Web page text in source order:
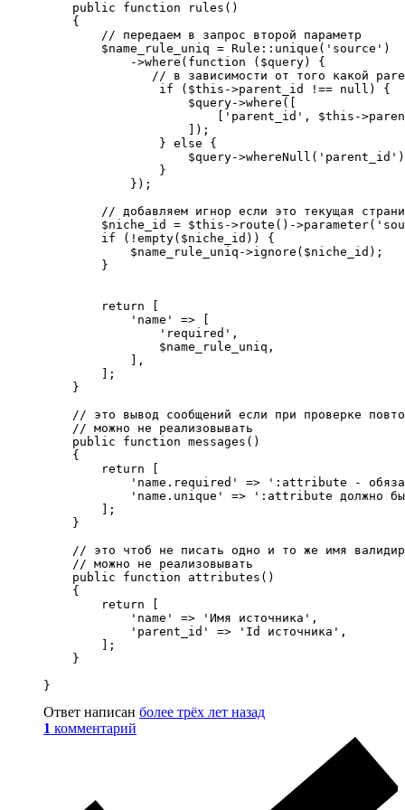
    public function rules()
    {
        // передаем в запрос второй параметр
        $name_rule_uniq = Rule::unique('source')
            ->where(function ($query) {
// в зависимости от того какой
                if ($this->parent_id !== null) {
                    $query->where([
['parent_id', $this-
                    ]);
                } else {
$query-
                }
            });
// добавляем игнор если это текущая
$niche_id = $this->route()-
        if (!empty($niche_id)) {
            $name_rule_uniq->ignore($niche_id);
        }
        return [
            'name' => [
                'required',
                $name_rule_uniq,
            ],
        ];
    }
// это вывод сообщений если при проверке
    // можно не реализовывать
    public function messages()
    {
        return [
'name.required' => ':attribute -
'name.unique' => ':attribute должно
        ];
    }
// это чтоб не писать одно и то же имя
    // можно не реализовывать
    public function attributes()
    {
        return [
            'name' => 'Имя источника',
            'parent_id' => 'Id источника',
        ];
    }
}
Ответ написан более трёх лет назад
1 комментарий